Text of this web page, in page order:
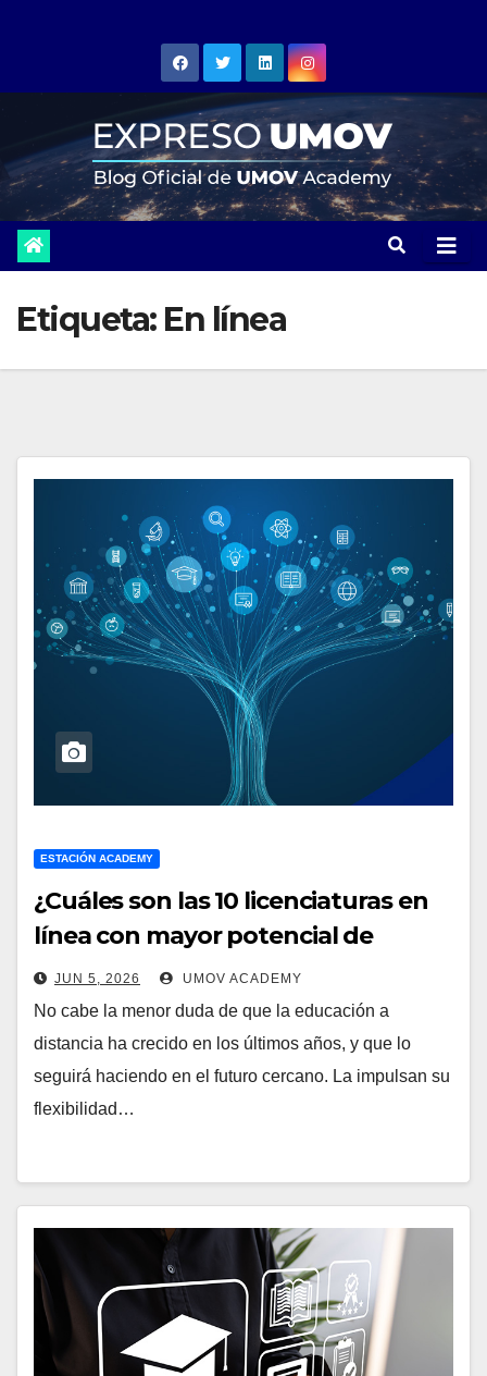
Etiqueta: En línea
ESTACIÓN ACADEMY
¿Cuáles son las 10 licenciaturas en
línea con mayor potencial de
crecimiento?
JUN 5, 2026 UMOV ACADEMY
No cabe la menor duda de que la educación a
distancia ha crecido en los últimos años, y que lo
seguirá haciendo en el futuro cercano. La impulsan su
flexibilidad…